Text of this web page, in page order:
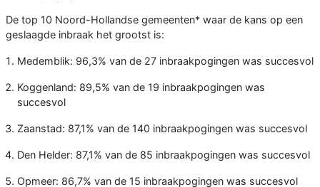
De top 10 Noord-Hollandse gemeenten* waar de kans op een
geslaagde inbraak het grootst is:
Medemblik: 96,3% van de 27 inbraakpogingen was succesvol
Koggenland: 89,5% van de 19 inbraakpogingen was
succesvol
Zaanstad: 87,1% van de 140 inbraakpogingen was succesvol
Den Helder: 87,1% van de 85 inbraakpogingen was succesvol
Opmeer: 86,7% van de 15 inbraakpogingen was succesvol